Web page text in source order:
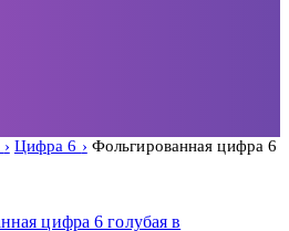
Цифра 6
Фольгированная цифра 6